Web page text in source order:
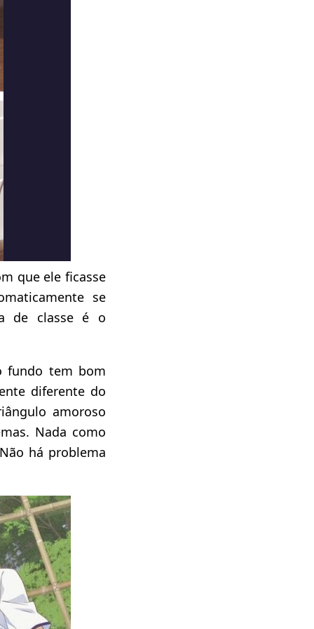
que ele ficasse
se
de classe é o
fundo tem bom
diferente do
amoroso
Nada como
há problema